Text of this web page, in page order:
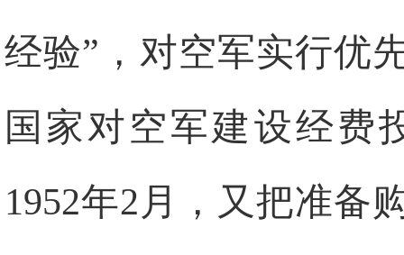
经验”，对空军实行优
国家对空军建设经费
1952年2月，又把准备